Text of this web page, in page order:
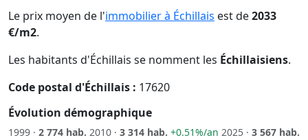
Le prix moyen de l'immobilier à Échillais est de2033
€/m2.
Les habitants d'Échillais se nomment les Échillaisiens.
Code postal d'Échillais : 17620
Évolution démographique
1999 · 2 774 hab. 2010 · 3 314 hab. +0.51%/an 2025 · 3 567 hab.